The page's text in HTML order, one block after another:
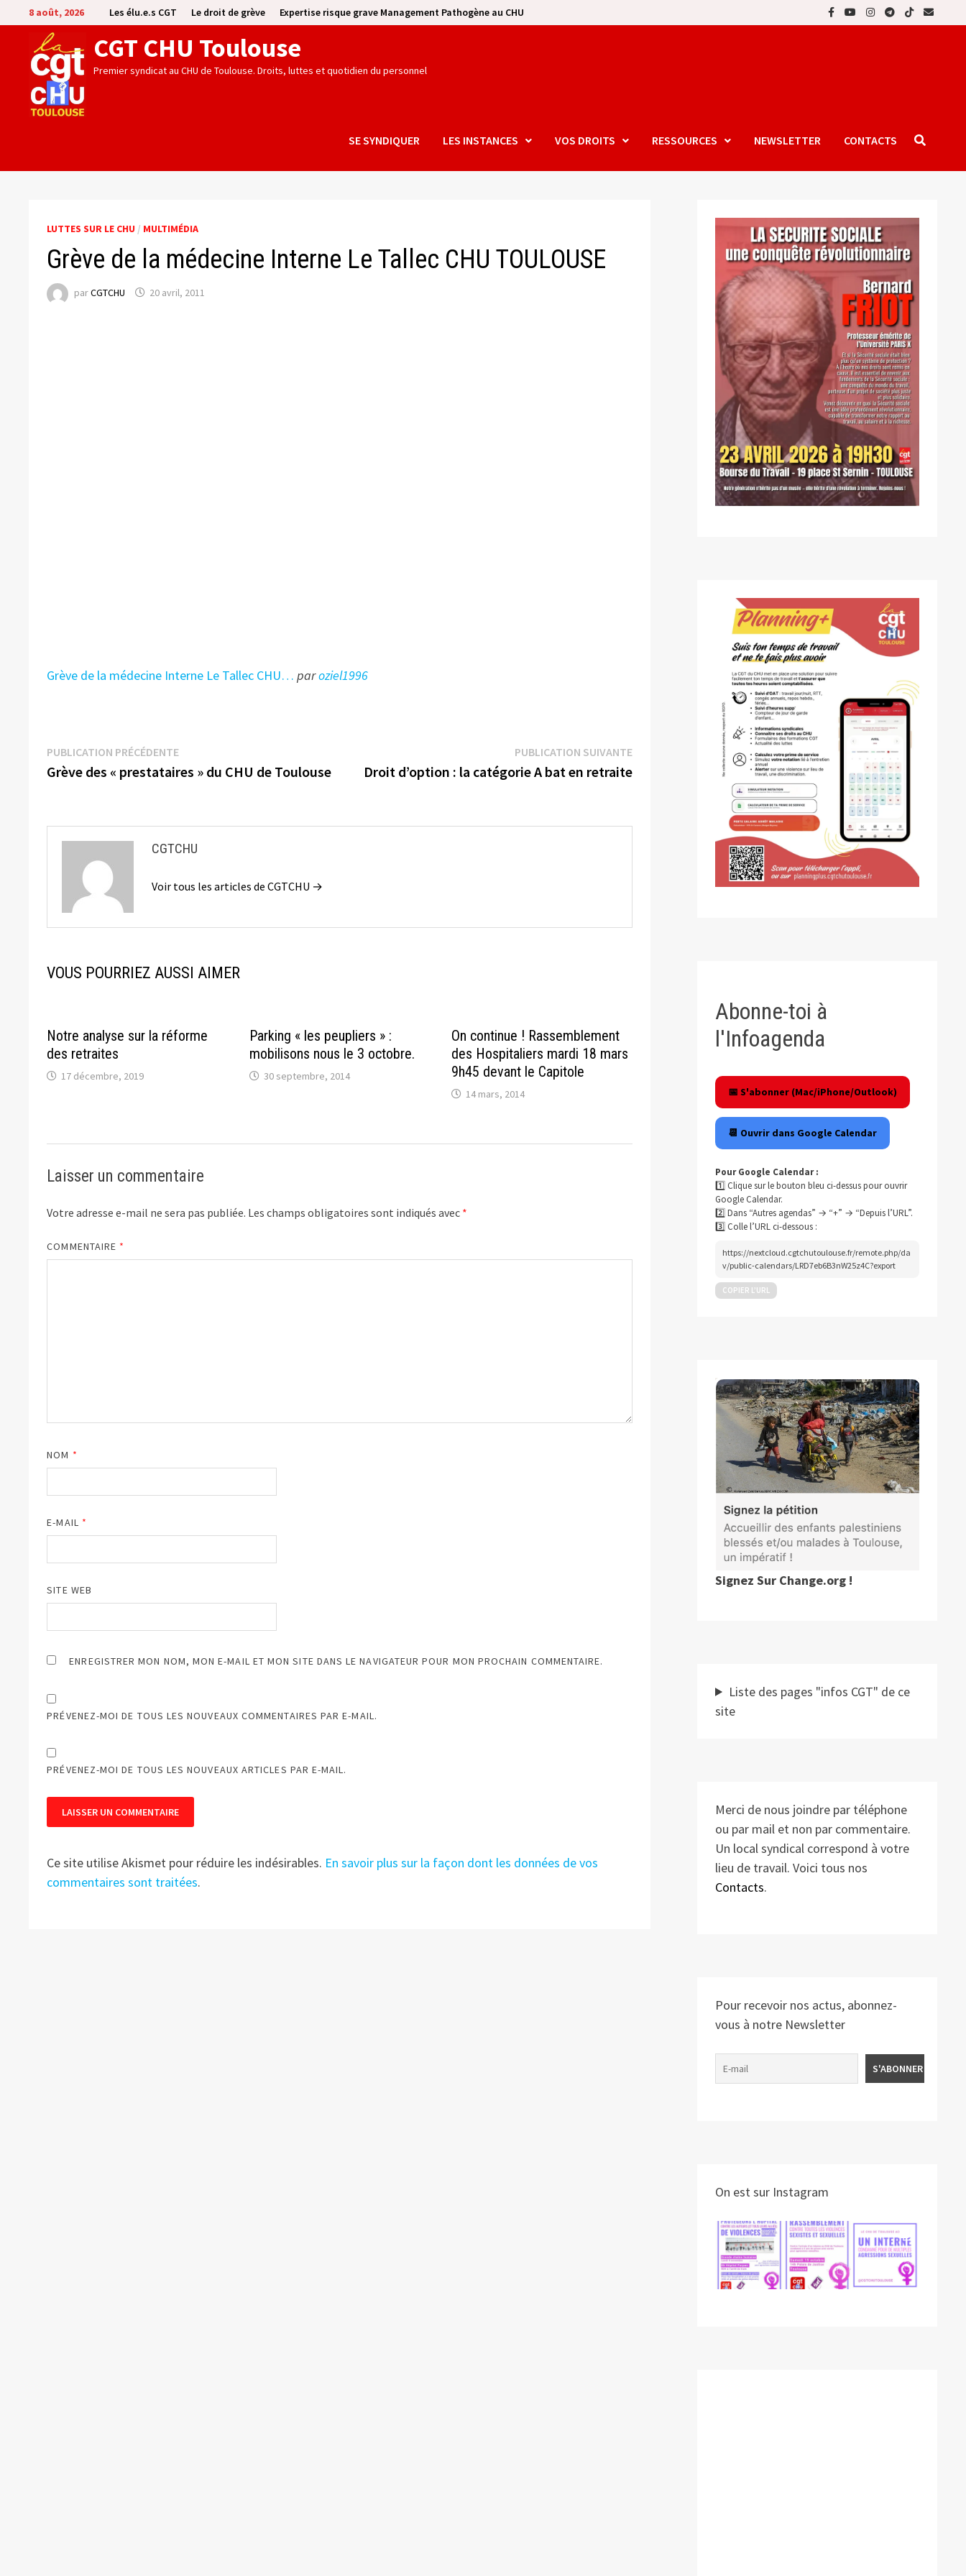
Passer
au
contenu
8 août, 2026 Les élu.e.s CGT Le droit de grève Expertise risque grave Management Pathogène au CHU
CGT CHU Toulouse
Premier syndicat au CHU de Toulouse. Droits, luttes et quotidien du personnel
SE SYNDIQUER LES INSTANCES VOS DROITS RESSOURCES NEWSLETTER CONTACTS
LUTTES SUR LE CHU / MULTIMÉDIA
Grève de la médecine Interne Le Tallec CHU TOULOUSE
parCGTCHU 20 avril, 2011
Grève de la médecine Interne Le Tallec CHU… paroziel1996
Navigation
de
PUBLICATION PRÉCÉDENTEPublication
précédente :
Grève des « prestataires » du CHU de Toulouse
PUBLICATION SUIVANTEPublication
suivante :
Droit d’option : la catégorie A bat en retraite
CGTCHU
Voir tous les articles de CGTCHU →
VOUS POURRIEZ AUSSI AIMER
Notre analyse sur la réforme
des retraites
17 décembre, 2019
Parking « les peupliers » :
mobilisons nous le 3 octobre.
30 septembre, 2014
On continue ! Rassemblement
des Hospitaliers mardi 18 mars
9h45 devant le Capitole
14 mars, 2014
Laisser un commentaire
Votre adresse e-mail ne sera pas publiée. Les champs obligatoires sont indiqués avec *
COMMENTAIRE *
NOM *
E-MAIL *
SITE WEB
ENREGISTRER MON NOM, MON E-MAIL ET MON SITE DANS LE NAVIGATEUR POUR MON PROCHAIN COMMENTAIRE.
PRÉVENEZ-MOI DE TOUS LES NOUVEAUX COMMENTAIRES PAR E-MAIL.
PRÉVENEZ-MOI DE TOUS LES NOUVEAUX ARTICLES PAR E-MAIL.
Ce site utilise Akismet pour réduire les indésirables. En savoir plus sur la façon dont les données de vos
commentaires sont traitées.
Abonne-toi à
l'Infoagenda
📅 S'abonner (Mac/iPhone/Outlook)
📆 Ouvrir dans Google Calendar
Pour Google Calendar :
1️⃣ Clique sur le bouton bleu ci-dessus pour ouvrir
Google Calendar.
2️⃣ Dans “Autres agendas” → “+” → “Depuis l’URL”.
3️⃣ Colle l’URL ci-dessous :
https://nextcloud.cgtchutoulouse.fr/remote.php/da
v/public-calendars/LRD7eb6B3nW25z4C?export
COPIER L’URL
Signez Sur Change.org !
Liste des pages "infos CGT" de ce
site
Merci de nous joindre par téléphone
ou par mail et non par commentaire.
Un local syndical correspond à votre
lieu de travail. Voici tous nos
Contacts.
Pour recevoir nos actus, abonnez-
vous à notre Newsletter
On est sur Instagram